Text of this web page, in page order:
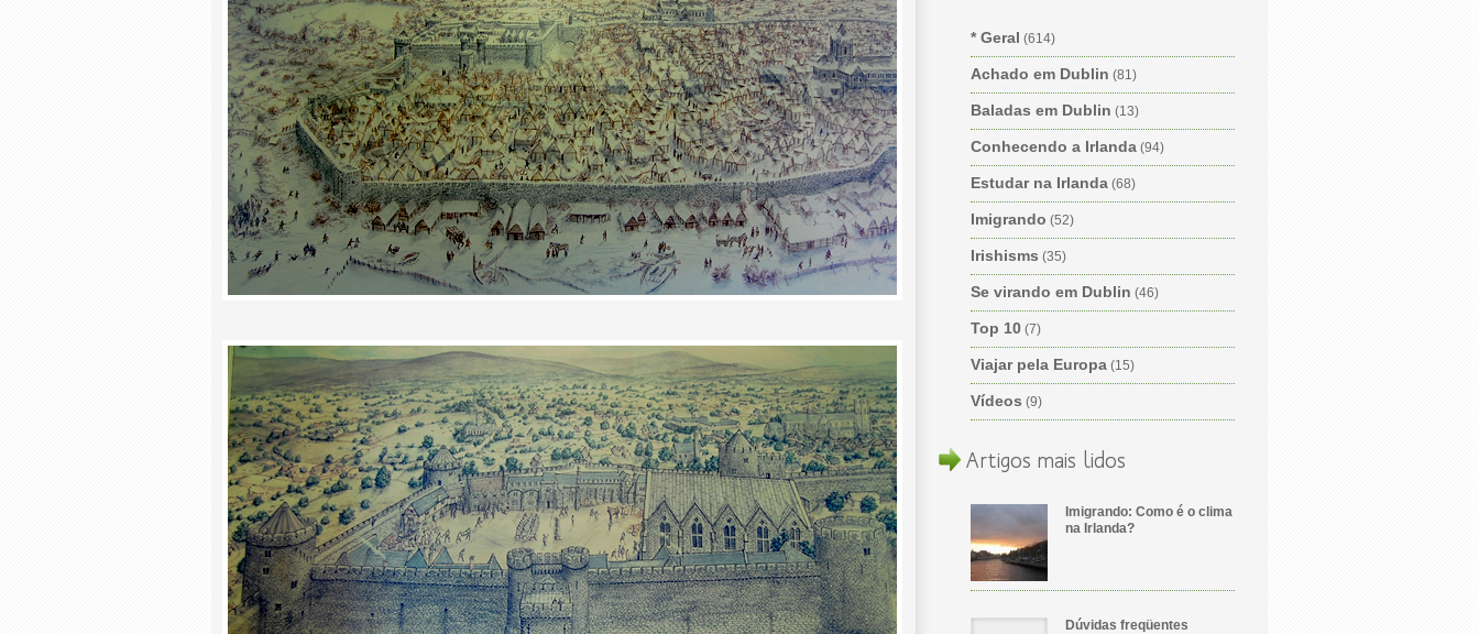
* Geral (614)
Achado em Dublin (81)
Baladas em Dublin (13)
Conhecendo a Irlanda (94)
Estudar na Irlanda (68)
Imigrando (52)
Irishisms (35)
Se virando em Dublin (46)
Top 10 (7)
Viajar pela Europa (15)
Vídeos (9)
Artigos mais lidos
Imigrando: Como é o clima
na Irlanda?
Dúvidas freqüentes